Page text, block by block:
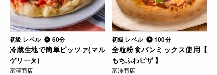
初級 レベル 60分
冷蔵生地で簡単ピッツァ(マル
ゲリータ)
富澤商店
初級 レベル 100分
全粒粉食パンミックス使用【
もちふわピザ 】
富澤商店